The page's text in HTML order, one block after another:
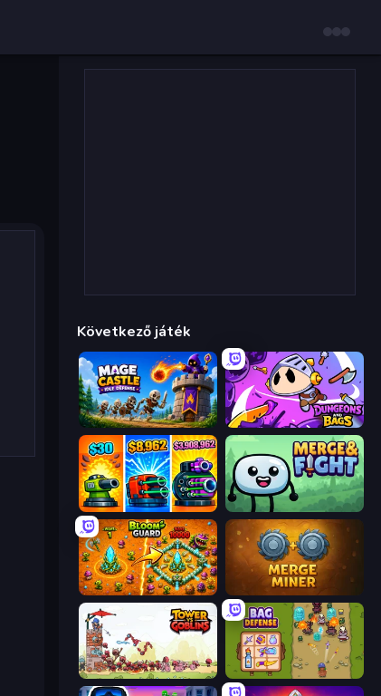
Következő játék
Mage Castle Idle Defense Dungeons and Bags
Pumpkin Defense: Merge Cannon Merge & Fight
BloomGuard Merge Miner
Tower vs Goblins Bag Defense